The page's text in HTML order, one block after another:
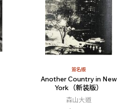
簽名版
Another Country in New
York（新装版）
森山大道